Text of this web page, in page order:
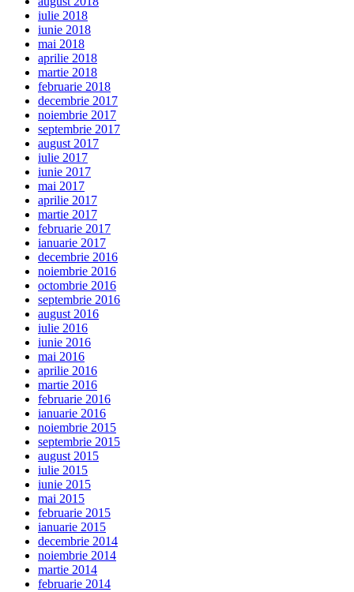
iulie 2018
iunie 2018
mai 2018
aprilie 2018
martie 2018
februarie 2018
decembrie 2017
noiembrie 2017
septembrie 2017
august 2017
iulie 2017
iunie 2017
mai 2017
aprilie 2017
martie 2017
februarie 2017
ianuarie 2017
decembrie 2016
noiembrie 2016
octombrie 2016
septembrie 2016
august 2016
iulie 2016
iunie 2016
mai 2016
aprilie 2016
martie 2016
februarie 2016
ianuarie 2016
noiembrie 2015
septembrie 2015
august 2015
iulie 2015
iunie 2015
mai 2015
februarie 2015
ianuarie 2015
decembrie 2014
noiembrie 2014
martie 2014
februarie 2014